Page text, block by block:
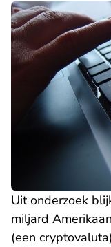
Uit onderzoek
miljard
(een